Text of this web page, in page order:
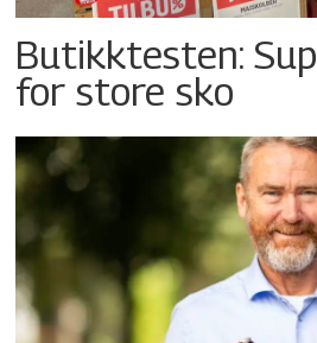
Butikktesten:
for store sko